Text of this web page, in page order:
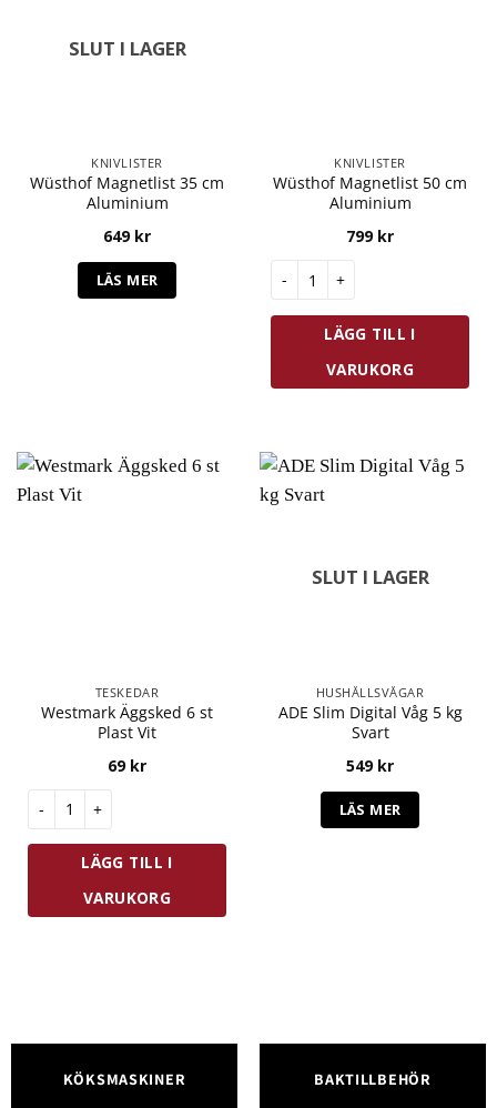
SLUT I LAGER
KNIVLISTER
Wüsthof Magnetlist 35 cm
Aluminium
649 kr
LÄS MER
KNIVLISTER
Wüsthof Magnetlist 50 cm
Aluminium
799 kr
LÄGG TILL I
VARUKORG
TESKEDAR
Westmark Äggsked 6 st
Plast Vit
69 kr
Westmark Äggsked 6 st Plast Vit mängd
LÄGG TILL I
VARUKORG
SLUT I LAGER
HUSHÅLLSVÅGAR
ADE Slim Digital Våg 5 kg
Svart
549 kr
LÄS MER
KÖKSMASKINER BAKTILLBEHÖR